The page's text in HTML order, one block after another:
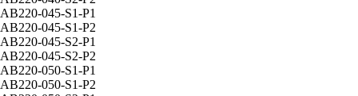
AB220-045-S1-P1
AB220-045-S1-P2
AB220-045-S2-P1
AB220-045-S2-P2
AB220-050-S1-P1
AB220-050-S1-P2